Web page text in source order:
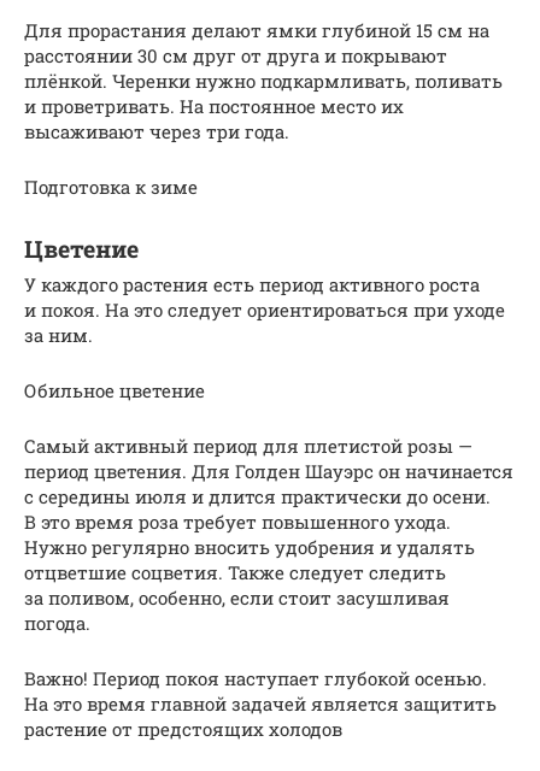
Для прорастания делают ямки глубиной 15 см на
расстоянии 30 см друг от друга и покрывают
плёнкой. Черенки нужно подкармливать, поливать
и проветривать. На постоянное место их
высаживают через три года.
Подготовка к зиме
Цветение
У каждого растения есть период активного роста
и покоя. На это следует ориентироваться при уходе
за ним.
Обильное цветение
Самый активный период для плетистой розы —
период цветения. Для Голден Шауэрс он начинается
с середины июля и длится практически до осени.
В это время роза требует повышенного ухода.
Нужно регулярно вносить удобрения и удалять
отцветшие соцветия. Также следует следить
за поливом, особенно, если стоит засушливая
погода.
Важно! Период покоя наступает глубокой осенью.
На это время главной задачей является защитить
растение от предстоящих холодов